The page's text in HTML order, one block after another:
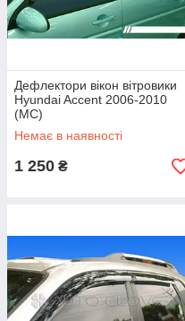
Дефлектори вікон вітровики
Hyundai Accent 2006-2010
(MC)
Немає в наявності
1 250 ₴